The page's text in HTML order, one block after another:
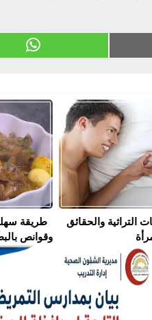
التراثية والحقائق
طريقة
وقوانص